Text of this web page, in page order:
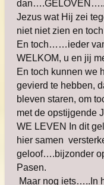
Jezus wat Hij zei
niet niet zien en
En toch……ieder
WELKOM, u en jij
En toch kunnen we
gevierd te hebben,
bleven staren, om
met de opstijgende
WE LEVEN In dit
hier samen
geloof….bijzonder
Pasen.
Maar nog iets…..In